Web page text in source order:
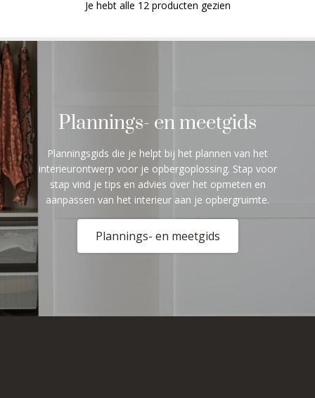
Je hebt alle 12 producten gezien
Plannings- en meetgids
Planningsgids die je helpt bij het plannen van het
interieurontwerp voor je opbergoplossing. Stap voor
stap vind je tips en advies over het opmeten en
aanpassen van het interieur aan je opbergruimte.
Plannings- en meetgids